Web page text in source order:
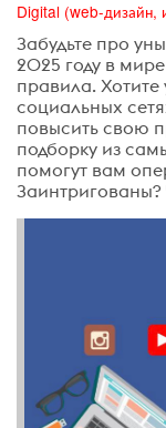
Забудьте про
2025 году в
правила. Хотите
социальных
повысить свою
подборку из
помогут вам
Заинтригованы?